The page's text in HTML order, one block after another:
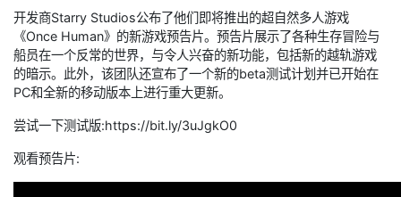
开发商Starry Studios公布了他们即将推出的超自然多人游戏
《Once Human》的新游戏预告片。预告片展示了各种生存冒险与
船员在一个反常的世界，与令人兴奋的新功能，包括新的越轨游戏
的暗示。此外，该团队还宣布了一个新的beta测试计划并已开始在
PC和全新的移动版本上进行重大更新。
尝试一下测试版:https://bit.ly/3uJgkO0
观看预告片: